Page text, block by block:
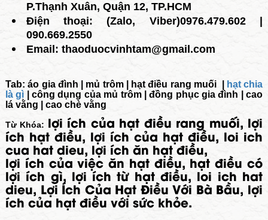
P.Thạnh Xuân, Quận 12, TP.HCM
Điện thoại: (Zalo, Viber)0976.479.602 |
090.669.2550
Email: thaoduocvinhtam@gmail.com
Tab:áo gia đình mủ trôm| hạt điều rang muối
hạt chia
là gì |công dụng của mủ trôm|đồng phục gia đình |cao
lá vằng
cao chè vằng
Từ Khóa: lợi ích của hạt điều rang muối, lợi
ích hạt điều, lợi ích của hạt điều, loi ich
cua hat dieu, lợi ích ăn hạt điều,
lợi ích của việc ăn hạt điều, hạt điều có
lợi ích gì, lợi ích từ hạt điều, loi ich hat
dieu, Lợi Ích Của Hạt Điều Với Bà Bầu, lợi
ích của hạt điều với sức khỏe.